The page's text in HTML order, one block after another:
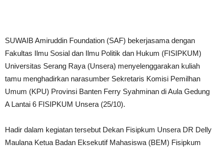
SUWAIB Amiruddin Foundation (SAF) bekerjasama dengan
Fakultas Ilmu Sosial dan Ilmu Politik dan Hukum (FISIPKUM)
Universitas Serang Raya (Unsera) menyelenggarakan kuliah
tamu menghadirkan narasumber Sekretaris Komisi Pemilhan
Umum (KPU) Provinsi Banten Ferry Syahminan di Aula Gedung
A Lantai 6 FISIPKUM Unsera (25/10).
Hadir dalam kegiatan tersebut Dekan Fisipkum Unsera DR Delly
Maulana Ketua Badan Eksekutif Mahasiswa (BEM) Fisipkum